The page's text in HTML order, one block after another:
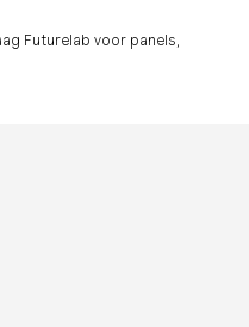
Futurelab voor panels,